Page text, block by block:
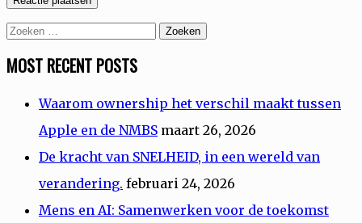
Zoeken
naar:
MOST RECENT POSTS
Waarom ownership het verschil maakt tussen
Apple en de NMBS maart 26, 2026
De kracht van SNELHEID, in een wereld van
verandering. februari 24, 2026
Mens en AI: Samenwerken voor de toekomst